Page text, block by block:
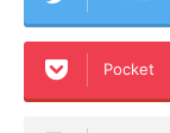
Pocket